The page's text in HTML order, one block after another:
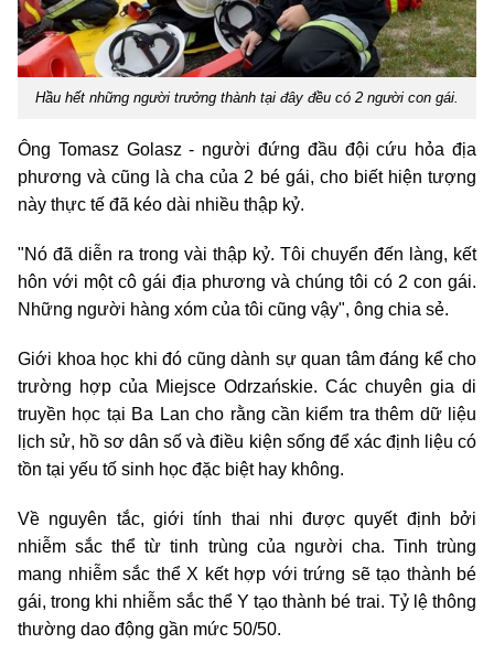
Hầu hết những người trưởng thành tại đây đều có 2 người con gái.
Ông Tomasz Golasz - người đứng đầu đội cứu hỏa địa
phương và cũng là cha của 2 bé gái, cho biết hiện tượng
này thực tế đã kéo dài nhiều thập kỷ.
"Nó đã diễn ra trong vài thập kỷ. Tôi chuyển đến làng, kết
hôn với một cô gái địa phương và chúng tôi có 2 con gái.
Những người hàng xóm của tôi cũng vậy", ông chia sẻ.
Giới khoa học khi đó cũng dành sự quan tâm đáng kể cho
trường hợp của Miejsce Odrzańskie. Các chuyên gia di
truyền học tại Ba Lan cho rằng cần kiểm tra thêm dữ liệu
lịch sử, hồ sơ dân số và điều kiện sống để xác định liệu có
tồn tại yếu tố sinh học đặc biệt hay không.
Về nguyên tắc, giới tính thai nhi được quyết định bởi
nhiễm sắc thể từ tinh trùng của người cha. Tinh trùng
mang nhiễm sắc thể X kết hợp với trứng sẽ tạo thành bé
gái, trong khi nhiễm sắc thể Y tạo thành bé trai. Tỷ lệ thông
thường dao động gần mức 50/50.